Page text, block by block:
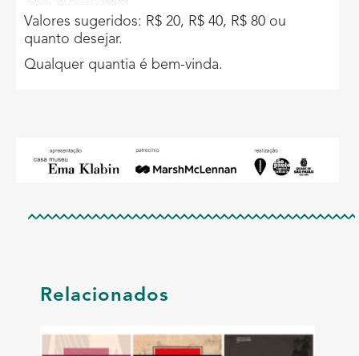
Valores sugeridos: R$ 20, R$ 40, R$ 80 ou
quanto desejar.
Qualquer quantia é bem-vinda.
Relacionados